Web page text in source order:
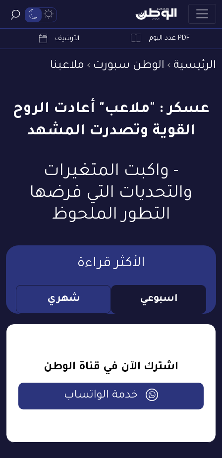
PDF عدد اليوم الأرشيف
الرئيسية الوطن سبورت ملاعبنا
عسكر : "ملاعب" أعادت الروح
القوية وتصدرت المشهد
- واكبت المتغيرات
والتحديات التي فرضها
التطور الملحوظ
الأكثر قراءة
اسبوعي شهري
اشترك الآن في قناة الوطن
خدمة الواتساب